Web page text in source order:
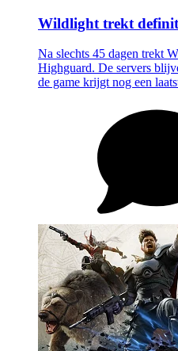
Wildlight trekt
Na slechts 45 dagen trekt
Highguard. De servers
de game krijgt nog een